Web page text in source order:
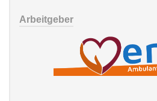
Arbeitgeber